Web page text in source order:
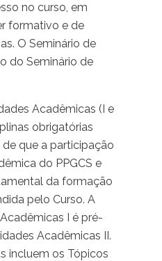
no curso, em
formativo e de
O Seminário de
do Seminário de
Acadêmicas (I e
obrigatórias
que a participação
do PPGCS e
da formação
pelo Curso. A
I é pré-
Acadêmicas II.
incluem os Tópicos